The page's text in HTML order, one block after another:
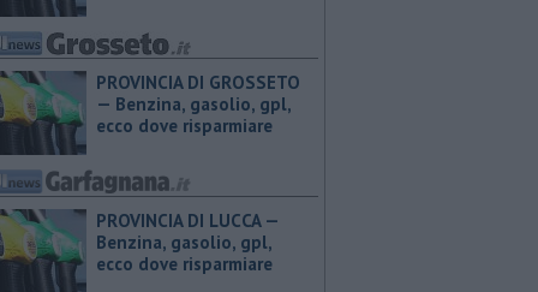
PROVINCIA DI GROSSETO
— ​Benzina, gasolio, gpl,
ecco dove risparmiare
PROVINCIA DI LUCCA — ​
Benzina, gasolio, gpl,
ecco dove risparmiare